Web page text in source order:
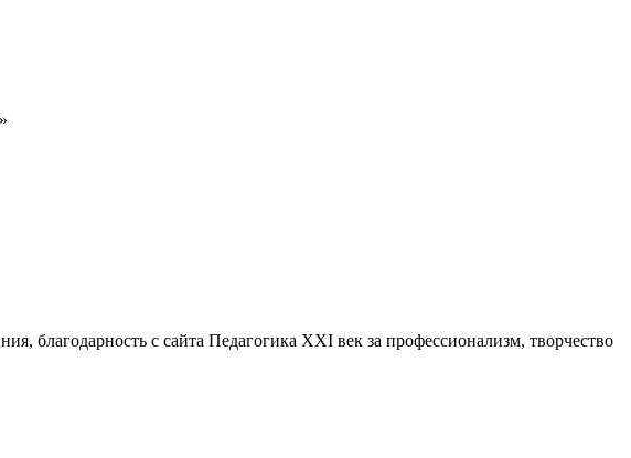
благодарность с сайта Педагогика XXI век за профессионализм, творчество